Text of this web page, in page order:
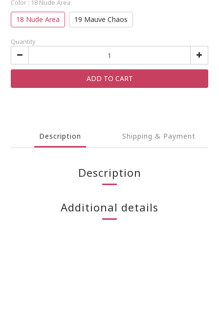
Color : 18 Nude Area
18 Nude Area 19 Mauve Chaos
Quantity
ADD TO CART
Description Shipping & Payment
Description
Additional details